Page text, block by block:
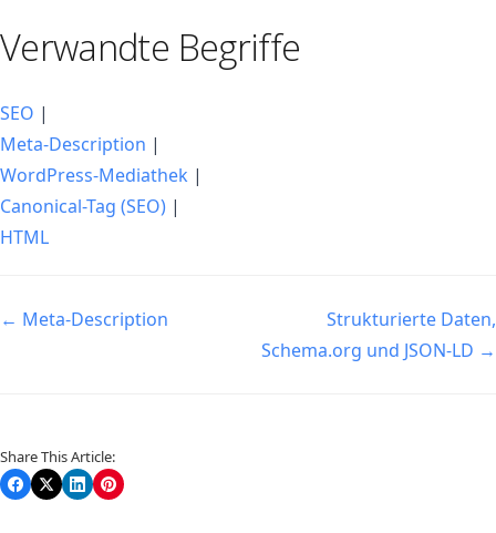
Verwandte Begriffe
SEO |
Meta-Description |
WordPress-Mediathek |
Canonical-Tag (SEO) |
HTML
Navigation
← Meta-Description
Strukturierte Daten,
Schema.org und JSON-LD →
Share This Article: